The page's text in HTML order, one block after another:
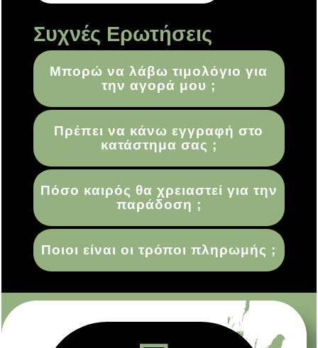
Συχνές Ερωτήσεις
Μπορώ να λάβω τιμολόγιο για
την αγορά μου ;
Πρέπει να κάνω εγγραφή στο
κατάστημα σας ;
Πόσο καιρός θα χρειαστεί για την
παράδοση ;
Ποιοι είναι οι τρόποι πληρωμής ;